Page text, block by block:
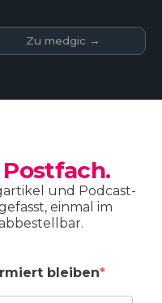
Zu medgic →
Postfach.
und Podcast-
einmal im
bleiben